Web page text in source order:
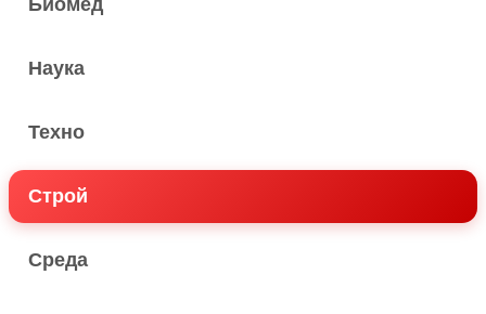
Биомед
Наука
Техно
Строй
Среда